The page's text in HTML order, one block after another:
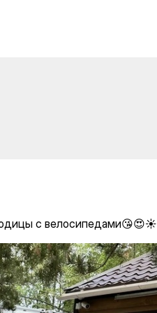
rent
с велосипедами😘😍☀️